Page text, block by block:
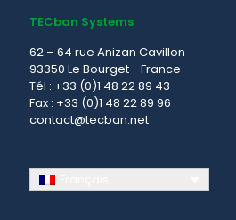
TECban Systems
62 – 64 rue Anizan Cavillon
93350 Le Bourget - France
Tél : +33 (0)1 48 22 89 43
Fax : +33 (0)1 48 22 89 96
contact@tecban.net